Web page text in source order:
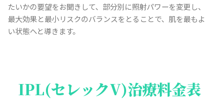
たいかの要望をお聞きして、部分別に照射パワーを変更し、
最大効果と最小リスクのバランスをとることで、肌を最もよ
い状態へと導きます。
IPL(セレックV)治療料金表